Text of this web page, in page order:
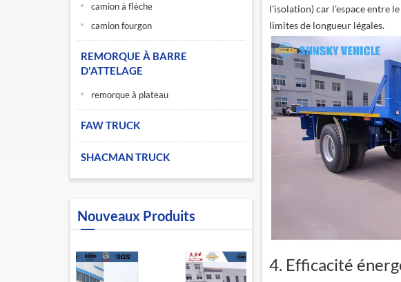
camion à flèche
camion fourgon
REMORQUE À BARRE
D'ATTELAGE
remorque à plateau
FAW TRUCK
SHACMAN TRUCK
Nouveaux Produits
l'isolation) car l'espace entre
limites de longueur légales.
4. Efficacité